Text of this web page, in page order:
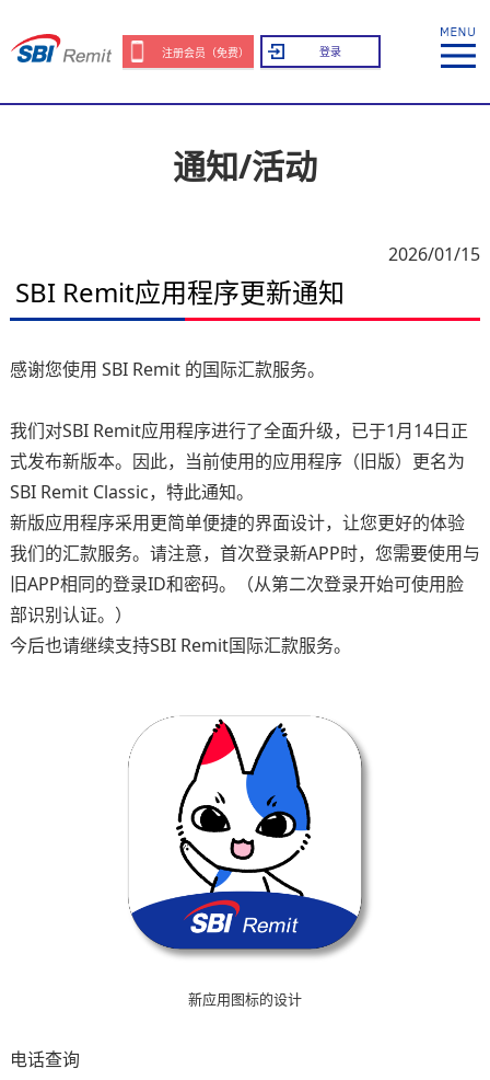
注册会员（免费） 登录
通知/活动
2026/01/15
SBI Remit应用程序更新通知
感谢您使用 SBI Remit 的国际汇款服务。
我们对SBI Remit应用程序进行了全面升级，已于1月14日正
式发布新版本。因此，当前使用的应用程序（旧版）更名为
SBI Remit Classic，特此通知。
新版应用程序采用更简单便捷的界面设计，让您更好的体验
我们的汇款服务。请注意，首次登录新APP时，您需要使用与
旧APP相同的登录ID和密码。（从第二次登录开始可使用脸
部识别认证。）
今后也请继续支持SBI Remit国际汇款服务。
新应用图标的设计
电话查询